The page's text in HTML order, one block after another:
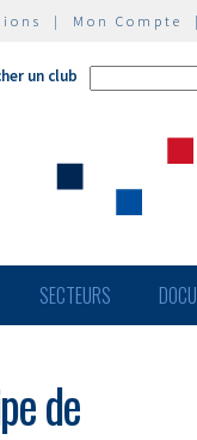
| Mon Compte
un club
SECTEURS
de